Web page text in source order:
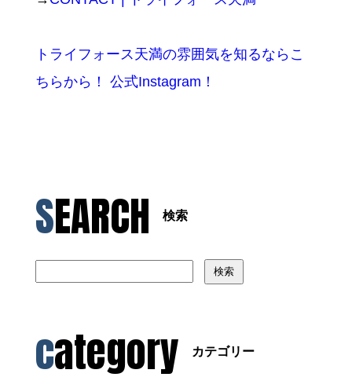
トライフォース天満の雰囲気を知るならこ
ちらから！ 公式Instagram！
SEARCH 検索
検索
category カテゴリー